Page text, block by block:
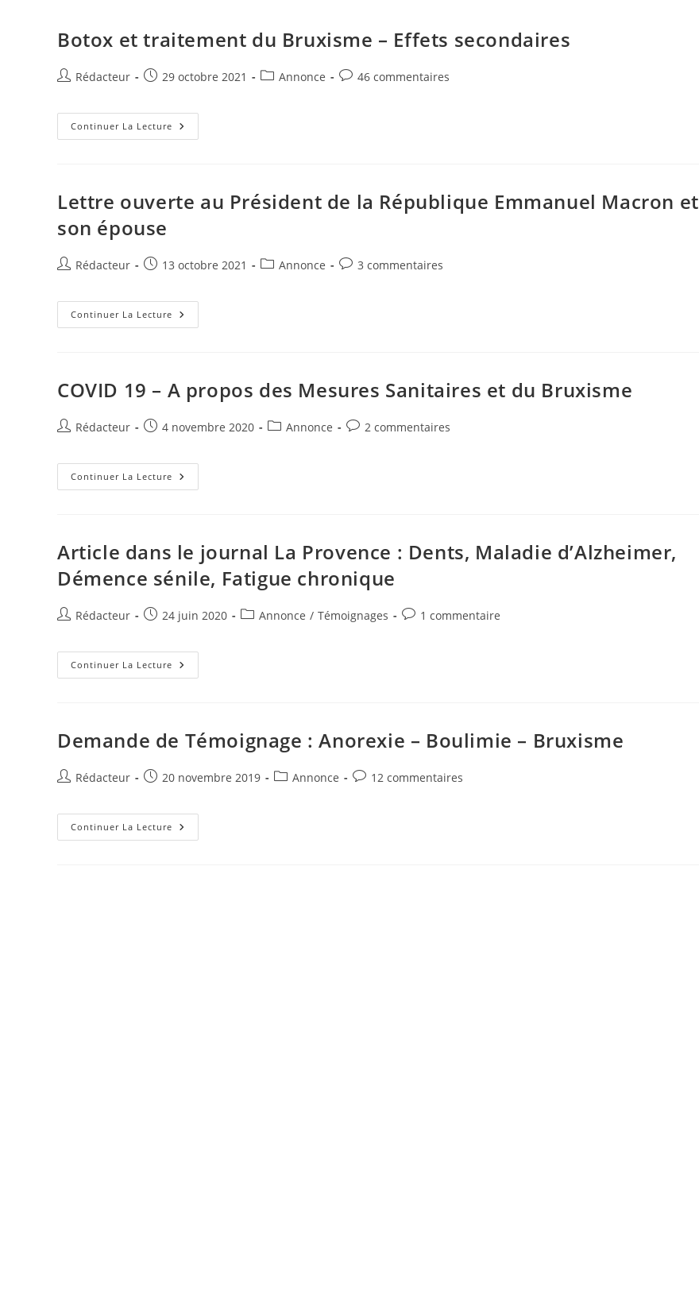
Botox et traitement du Bruxisme – Effets secondaires
Auteur/autrice
la
publication :
Rédacteur
Publication
29 octobre 2021
PostAnnonce
Commentaires
46 commentaires
Continuer La Lecture Botox
Et
Effets
Secondaires
Lettre ouverte au Président de la République Emmanuel Macron et
son épouse
Auteur/autrice
la
publication :
Rédacteur
Publication
13 octobre 2021
PostAnnonce
Commentaires
3 commentaires
Continuer La Lecture Lettre
Ouverte
République
Emmanuel
Macron
Son
Épouse
COVID 19 – A propos des Mesures Sanitaires et du Bruxisme
Auteur/autrice
la
publication :
Rédacteur
Publication
4 novembre 2020
PostAnnonce
Commentaires
2 commentaires
Continuer La Lecture COVID
19
Mesures
Sanitaires
Du
Bruxisme
Article dans le journal La Provence : Dents, Maladie d’Alzheimer,
Démence sénile, Fatigue chronique
Auteur/autrice
la
publication :
Rédacteur
Publication
24 juin 2020
PostAnnonce / Témoignages
Commentaires
1 commentaire
Continuer La Lecture Article
Dans
Dents,
Démence
Sénile,
Demande de Témoignage : Anorexie – Boulimie – Bruxisme
Auteur/autrice
la
publication :
Rédacteur
Publication
20 novembre 2019
PostAnnonce
Commentaires
12 commentaires
Continuer La Lecture Demande
De